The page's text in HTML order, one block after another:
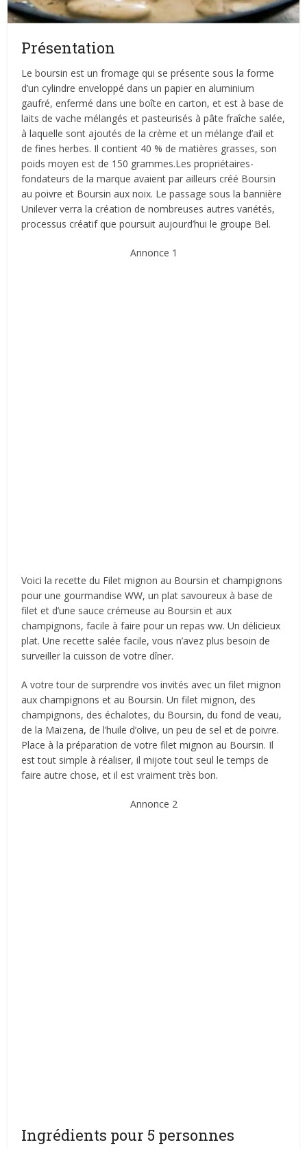
Présentation
Le boursin est un fromage qui se présente sous la forme
d’un cylindre enveloppé dans un papier en aluminium
gaufré, enfermé dans une boîte en carton, et est à base de
laits de vache mélangés et pasteurisés à pâte fraîche salée,
à laquelle sont ajoutés de la crème et un mélange d’ail et
de fines herbes. Il contient 40 % de matières grasses, son
poids moyen est de 150 grammes.Les propriétaires-
fondateurs de la marque avaient par ailleurs créé Boursin
au poivre et Boursin aux noix. Le passage sous la bannière
Unilever verra la création de nombreuses autres variétés,
processus créatif que poursuit aujourd’hui le groupe Bel.
Annonce 1
Voici la recette du Filet mignon au Boursin et champignons
pour une gourmandise WW, un plat savoureux à base de
filet et d’une sauce crémeuse au Boursin et aux
champignons, facile à faire pour un repas ww. Un délicieux
plat. Une recette salée facile, vous n’avez plus besoin de
surveiller la cuisson de votre dîner.
A votre tour de surprendre vos invités avec un filet mignon
aux champignons et au Boursin. Un filet mignon, des
champignons, des échalotes, du Boursin, du fond de veau,
de la Maïzena, de l’huile d’olive, un peu de sel et de poivre.
Place à la préparation de votre filet mignon au Boursin. Il
est tout simple à réaliser, il mijote tout seul le temps de
faire autre chose, et il est vraiment très bon.
Annonce 2
Ingrédients pour 5 personnes